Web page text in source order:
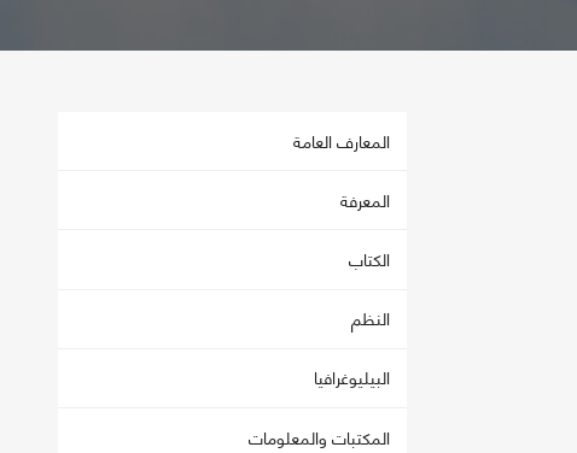
المعارف العامة
المعرفة
الكتاب
النظم
البيليوغرافيا
المكتبات والمعلومات